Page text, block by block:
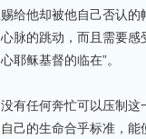
给他却被他自己否认的
脉的跳动，而且需要
耶稣基督的临在”。
有任何奔忙可以压制
己的生命合乎标准，